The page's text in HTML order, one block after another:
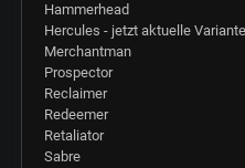
Hammerhead
Hercules - jetzt aktuelle
Merchantman
Prospector
Reclaimer
Redeemer
Retaliator
Sabre